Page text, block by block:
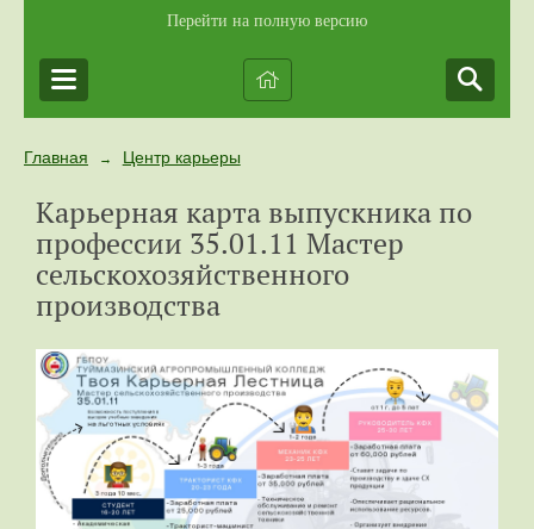
Перейти на полную версию
Главная → Центр карьеры
Карьерная карта выпускника по
профессии 35.01.11 Мастер
сельскохозяйственного
производства